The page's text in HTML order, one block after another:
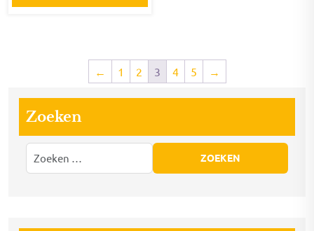
← 1 2 3 4 5 →
Zoeken